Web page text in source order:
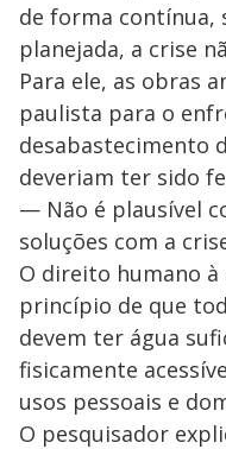
de forma contínua,
planejada, a crise
Para ele, as obras
paulista para o
desabastecimento
deveriam ter sido
— Não é plausível
soluções com a
O direito humano à
princípio de que
devem ter água
fisicamente
usos pessoais e
O pesquisador